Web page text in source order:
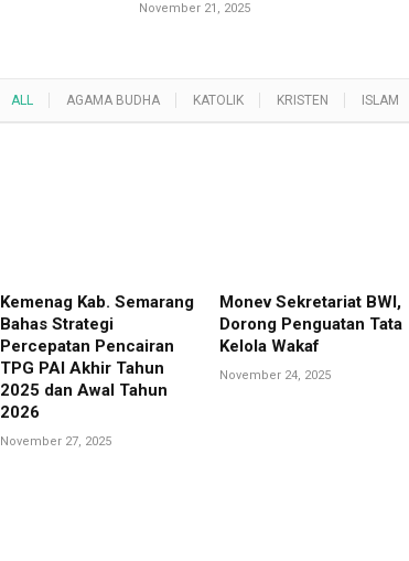
November 21, 2025
ALL AGAMA BUDHA KATOLIK KRISTEN ISLAM
Kemenag Kab. Semarang
Bahas Strategi
Percepatan Pencairan
TPG PAI Akhir Tahun
2025 dan Awal Tahun
2026
November 27, 2025
Monev Sekretariat BWI,
Dorong Penguatan Tata
Kelola Wakaf
November 24, 2025